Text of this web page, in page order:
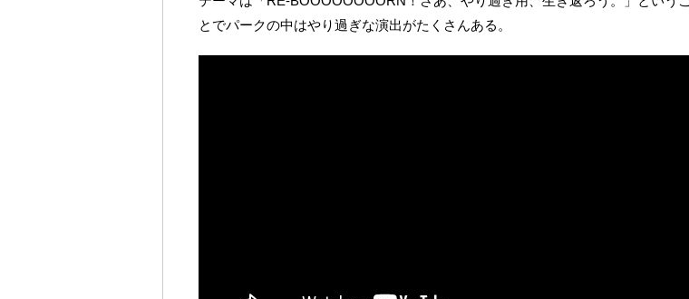
とでパークの中はやり過ぎな演出がたくさんある。